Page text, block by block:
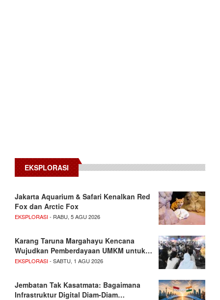
EKSPLORASI
Jakarta Aquarium & Safari Kenalkan Red
Fox dan Arctic Fox
EKSPLORASI- RABU, 5 AGU 2026
Karang Taruna Margahayu Kencana
Wujudkan Pemberdayaan UMKM untuk…
EKSPLORASI- SABTU, 1 AGU 2026
Jembatan Tak Kasatmata: Bagaimana
Infrastruktur Digital Diam-Diam…